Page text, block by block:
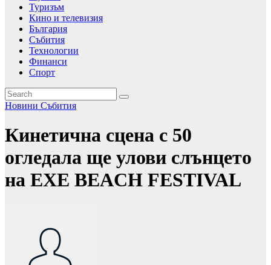
Туризъм
Кино и телевизия
България
Събития
Технологии
Финанси
Спорт
Новини Събития
Кинетична сцена с 50
огледала ще улови слънцето
на ЕХЕ BEACH FESTIVAL